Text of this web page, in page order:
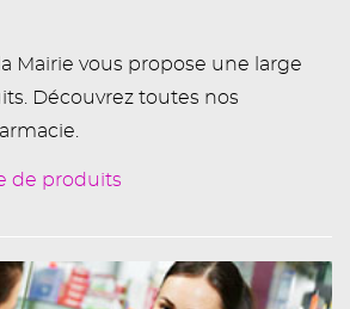
Mairie vous propose une large
Découvrez toutes nos
de produits